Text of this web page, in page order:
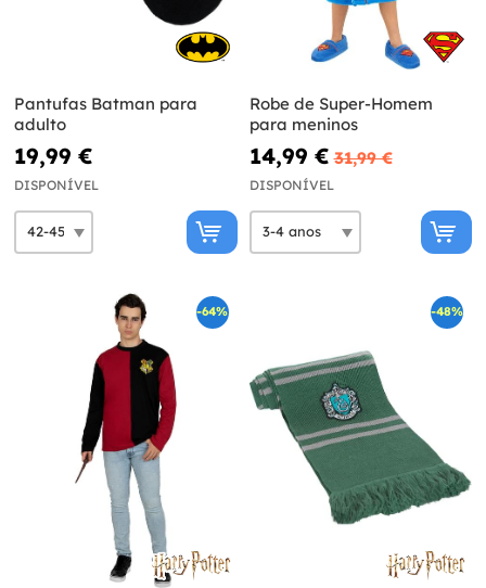
Pantufas Batman para
adulto
19,99 €
DISPONÍVEL
Robe de Super-Homem
para meninos
14,99 € 31,99 €
DISPONÍVEL
-64% -48%